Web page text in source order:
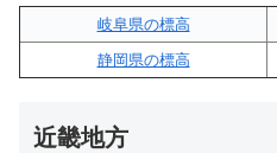
岐阜県の標高
静岡県の標高
近畿地方